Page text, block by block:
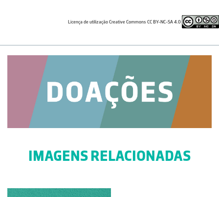
Licença de utilização Creative Commons CC BY-NC-SA 4.0
IMAGENS RELACIONADAS